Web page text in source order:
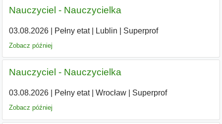
Nauczyciel - Nauczycielka
03.08.2026| Pełny etat| Lublin Superprof
Zobacz później
Nauczyciel - Nauczycielka
03.08.2026| Pełny etat| Wrocław| Superprof
Zobacz później